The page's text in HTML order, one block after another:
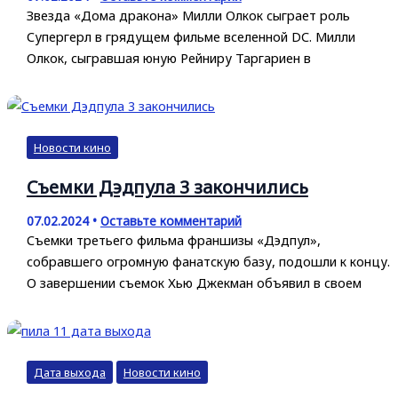
Звезда «Дома дракона» Милли Олкок сыграет роль
Супергерл в грядущем фильме вселенной DC. Милли
Олкок, сыгравшая юную Рейниру Таргариен в
Новости кино
Съемки Дэдпула 3 закончились
07.02.2024 • Оставьте комментарий
Съемки третьего фильма франшизы «Дэдпул»,
собравшего огромную фанатскую базу, подошли к концу.
О завершении съемок Хью Джекман объявил в своем
Дата выхода Новости кино